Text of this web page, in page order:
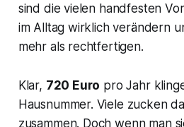
sind die vielen handfesten
im Alltag wirklich verändern
mehr als rechtfertigen.
Klar, 720 Euro pro Jahr
Hausnummer. Viele zucken
zusammen. Doch wenn man